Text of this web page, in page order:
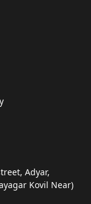
Adyar,
Kovil Near)